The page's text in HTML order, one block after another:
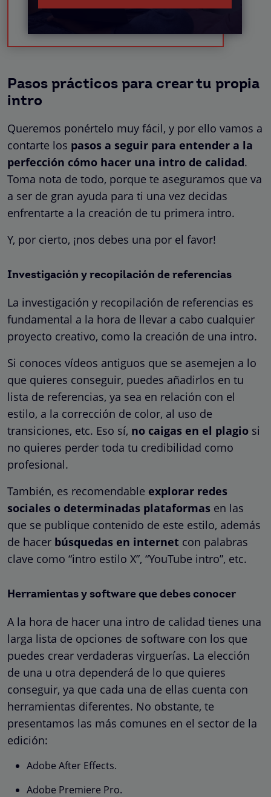
Pasos prácticos para crear tu propia
intro
Queremos ponértelo muy fácil, y por ello vamos a
contarte los pasos a seguir para entender a la
perfección cómo hacer una intro de calidad.
Toma nota de todo, porque te aseguramos que va
a ser de gran ayuda para ti una vez decidas
enfrentarte a la creación de tu primera intro.
Y, por cierto, ¡nos debes una por el favor!
Investigación y recopilación de referencias
La investigación y recopilación de referencias es
fundamental a la hora de llevar a cabo cualquier
proyecto creativo, como la creación de una intro.
Si conoces vídeos antiguos que se asemejen a lo
que quieres conseguir, puedes añadirlos en tu
lista de referencias, ya sea en relación con el
estilo, a la corrección de color, al uso de
transiciones, etc. Eso sí, no caigas en el plagio si
no quieres perder toda tu credibilidad como
profesional.
También, es recomendable explorar redes
sociales o determinadas plataformas en las
que se publique contenido de este estilo, además
de hacer búsquedas en internet con palabras
clave como “intro estilo X”, “YouTube intro”, etc.
Herramientas y software que debes conocer
A la hora de hacer una intro de calidad tienes una
larga lista de opciones de software con los que
puedes crear verdaderas virguerías. La elección
de una u otra dependerá de lo que quieres
conseguir, ya que cada una de ellas cuenta con
herramientas diferentes. No obstante, te
presentamos las más comunes en el sector de la
edición:
Adobe After Effects.
Adobe Premiere Pro.